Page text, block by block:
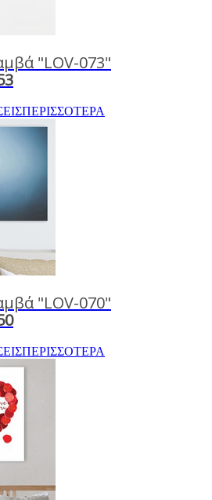
"LOV-073"
ΠΕΡΙΣΣΟΤΕΡΑ
"LOV-070"
ΠΕΡΙΣΣΟΤΕΡΑ